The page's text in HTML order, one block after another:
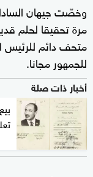
وخصّت جيهان
مرة تحقيقا لحلم
متحف دائم للرئيس
للجمهور مجانا.
أخبار ذات صلة